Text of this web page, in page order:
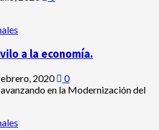
a la economía.
2020 0